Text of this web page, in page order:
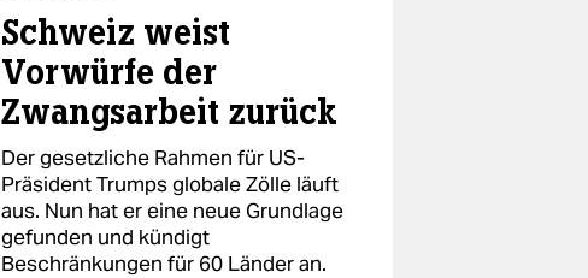
Schweiz weist
Vorwürfe der
Zwangsarbeit zurück
Der gesetzliche Rahmen für US-
Präsident Trumps globale Zölle läuft
aus. Nun hat er eine neue Grundlage
gefunden und kündigt
Beschränkungen für 60 Länder an.